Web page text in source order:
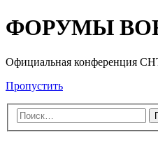
ФОРУМЫ
Официальная конференция
Пропустить